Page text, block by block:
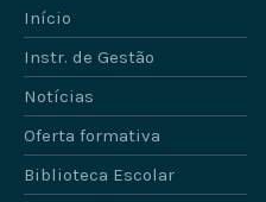
Início
Instr. de Gestão
Notícias
Oferta formativa
Biblioteca Escolar